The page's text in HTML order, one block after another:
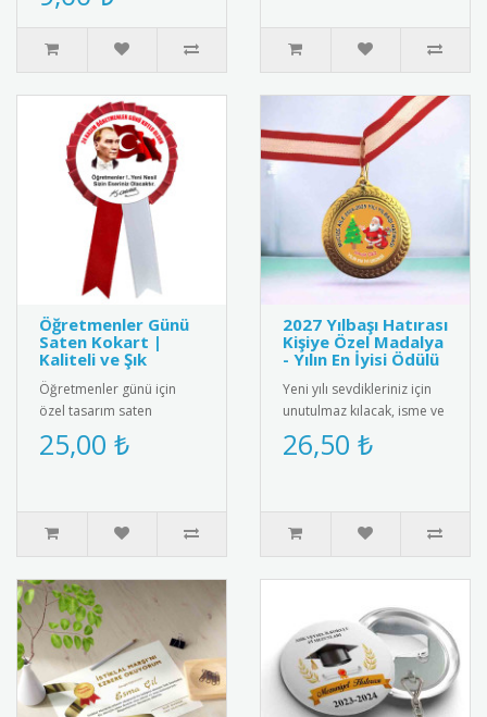
belgesi. Sınıf içi törenler..
Öğretmenler Günü
Saten Kokart |
Kaliteli ve Şık
Öğretmenler günü için
özel tasarım saten
kokart."24 Kasım
Öğretmenler Günü" yazılı
25,00 ₺
2027 Yılbaşı Hatırası
Kişiye Özel Madalya
- Yılın En İyisi Ödülü
Yeni yılı sevdikleriniz için
unutulmaz kılacak, isme ve
aileye özel olarak
tasarlanan "2025 Yılbaşı ..
26,50 ₺